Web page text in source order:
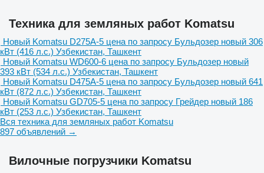
Техника для земляных работ Komatsu
Новый Komatsu D275A-5 цена по запросу Бульдозер новый 306
кВт (416 л.с.) Узбекистан, Ташкент
Новый Komatsu WD600-6 цена по запросу Бульдозер новый
393 кВт (534 л.с.) Узбекистан, Ташкент
Новый Komatsu D475A-5 цена по запросу Бульдозер новый 641
кВт (872 л.с.) Узбекистан, Ташкент
Новый Komatsu GD705-5 цена по запросу Грейдер новый 186
кВт (253 л.с.) Узбекистан, Ташкент
Вся техника для земляных работ Komatsu
897 объявлений →
Вилочные погрузчики Komatsu